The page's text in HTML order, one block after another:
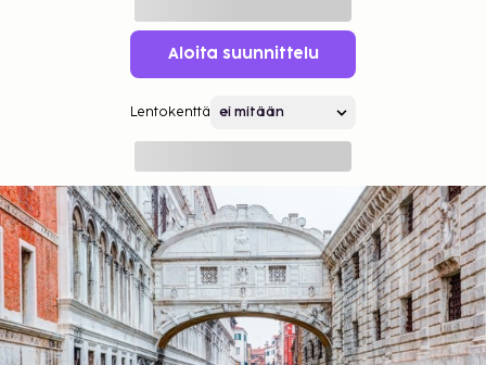
Aloita suunnittelu
Lentokenttä